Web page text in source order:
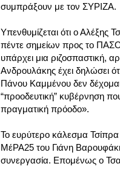
συμπράξουν με τον ΣΥΡΙΖΑ.
Υπενθυμίζεται ότι ο Αλέξης
πέντε σημείων προς το
υπάρχει μια ριζοσπαστική,
Ανδρουλάκης έχει δηλώσει
Πάνου Καμμένου δεν
“προοδευτική” κυβέρνηση
πραγματική πρόοδο».
Το ευρύτερο κάλεσμα
ΜέΡΑ25 του Γιάνη
συνεργασία. Επομένως ο